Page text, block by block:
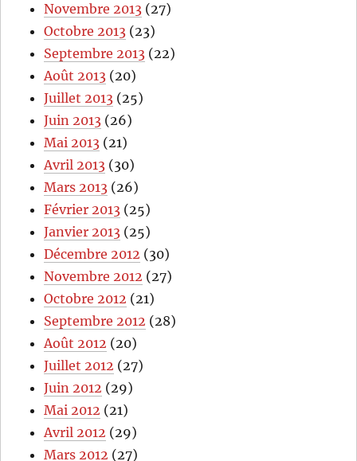
Novembre 2013 (27)
Octobre 2013 (23)
Septembre 2013 (22)
Août 2013 (20)
Juillet 2013 (25)
Juin 2013 (26)
Mai 2013 (21)
Avril 2013 (30)
Mars 2013 (26)
Février 2013 (25)
Janvier 2013 (25)
Décembre 2012 (30)
Novembre 2012 (27)
Octobre 2012 (21)
Septembre 2012 (28)
Août 2012 (20)
Juillet 2012 (27)
Juin 2012 (29)
Mai 2012 (21)
Avril 2012 (29)
Mars 2012 (27)